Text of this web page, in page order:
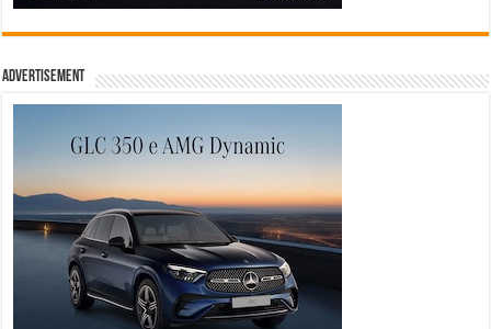
Advertisement